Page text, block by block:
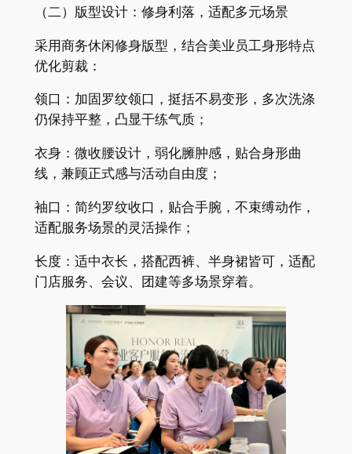
（二）版型设计：修身利落，适配多元场景
采用商务休闲修身版型，结合美业员工身形特点
优化剪裁：
领口：加固罗纹领口，挺括不易变形，多次洗涤
仍保持平整，凸显干练气质；
衣身：微收腰设计，弱化臃肿感，贴合身形曲
线，兼顾正式感与活动自由度；
袖口：简约罗纹收口，贴合手腕，不束缚动作，
适配服务场景的灵活操作；
长度：适中衣长，搭配西裤、半身裙皆可，适配
门店服务、会议、团建等多场景穿着。